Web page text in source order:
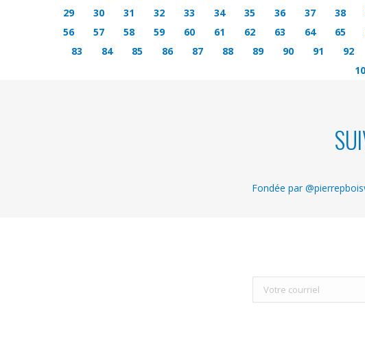
29
30 31 32 33 34 35 36 37 38
56
57 58 59 60 61 62 63 64 65
83
84 85 86 87 88 89 90 91 92
Fondée par